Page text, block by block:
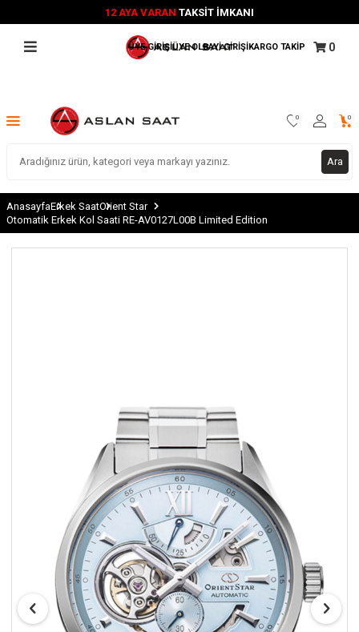
12 AYA VARAN TAKSİT İMKANI
ÜYE GİRİŞİÜYE OLBAYİ GİRİŞİKARGO TAKİP 0
Ara
0 0
AnasayfaErkek SaatOrient Star
Otomatik Erkek Kol Saati RE-AV0127L00B Limited Edition